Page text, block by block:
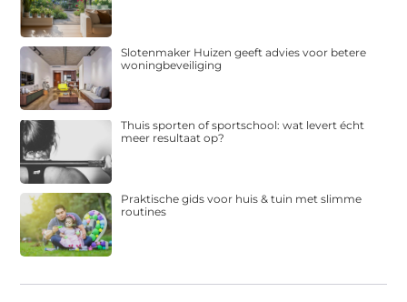
Slotenmaker Huizen geeft advies voor betere
woningbeveiliging
Thuis sporten of sportschool: wat levert écht
meer resultaat op?
Praktische gids voor huis & tuin met slimme
routines